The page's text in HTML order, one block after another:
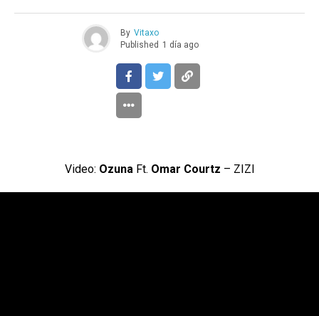
By Vitaxo
Published 1 día ago
Video: Ozuna Ft. Omar Courtz – ZIZI